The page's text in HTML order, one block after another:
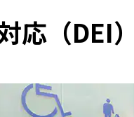
応（DEI